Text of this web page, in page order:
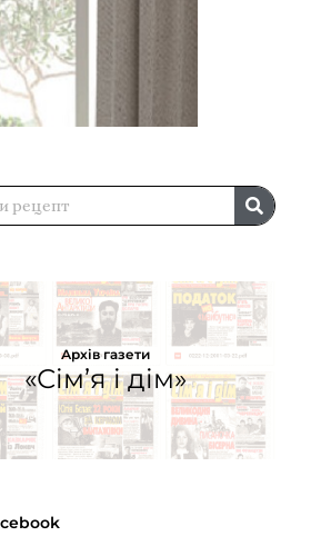
Архів газети
«Сім’я і дім»